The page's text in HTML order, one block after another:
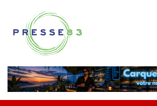
contenu
Presse 83